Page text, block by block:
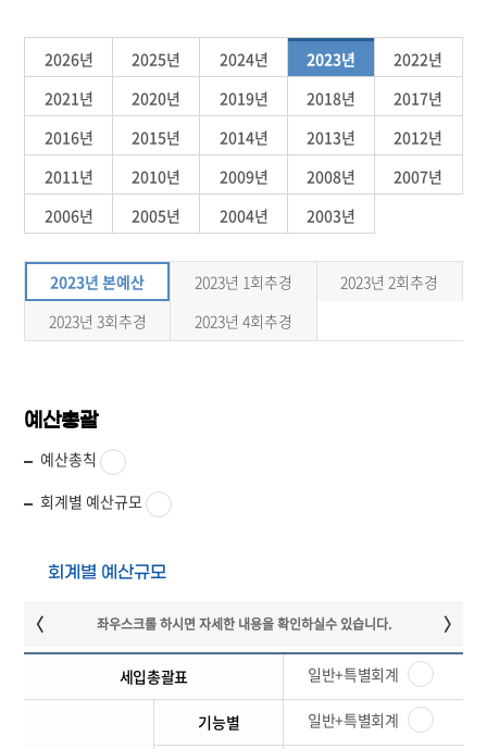
2026년 2025년 2024년 2023년
2022년
2021년
2020년 2019년 2018년
2017년
2016년
2015년 2014년 2013년
2012년
2011년
2010년 2009년 2008년
2007년
2006년
2005년 2004년 2003년
2023년 본예산 2023년 1회추경
2023년 2회추경
2023년 3회추경
2023년 4회추경
예산총괄
예산총칙
회계별 예산규모
회계별 예산규모
세입총괄표 일반+특별회계
기능별 일반+특별회계